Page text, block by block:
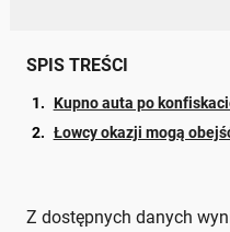
SPIS TREŚCI
Kupno auta po
Łowcy okazji mogą
Z dostępnych danych